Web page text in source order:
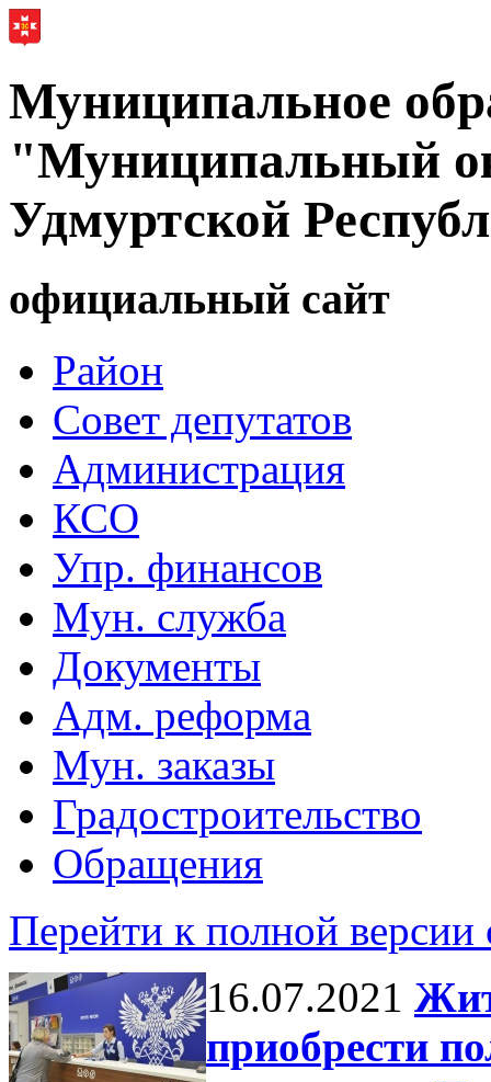
Муниципальное
"Муниципальный
Удмуртской
официальный сайт
Район
Совет депутатов
Администрация
КСО
Упр. финансов
Мун. служба
Документы
Адм. реформа
Мун. заказы
Градостроительство
Обращения
Перейти к полной версии
16.07.2021
приобрести